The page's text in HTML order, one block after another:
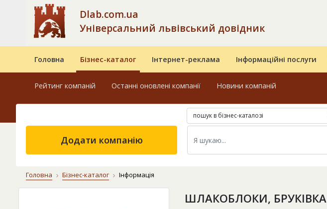
Dlab.com.ua
Універсальний львівський довідник
Головна Бізнес-каталог Інтернет-реклама Інформаційні послуги
Рейтинг компаній Останні оновлені компанії Новини компаній
пошук в бізнес-каталозі
Додати компанію
Головна Бізнес-каталог Інформація
ШЛАКОБЛОКИ, БРУКІВКА